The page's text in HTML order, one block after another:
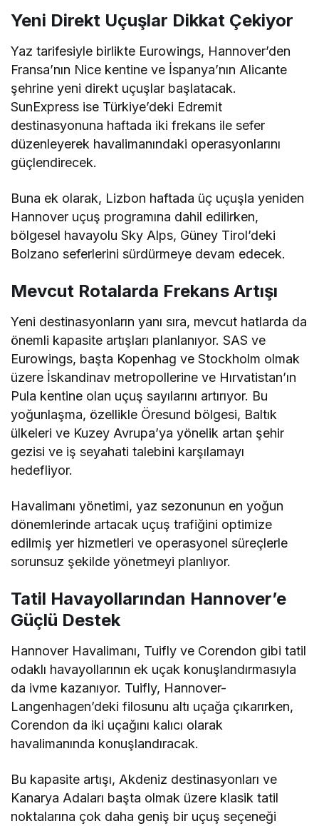
Yeni Direkt Uçuşlar Dikkat Çekiyor
Yaz tarifesiyle birlikte Eurowings, Hannover’den
Fransa’nın Nice kentine ve İspanya’nın Alicante
şehrine yeni direkt uçuşlar başlatacak.
SunExpress ise Türkiye’deki Edremit
destinasyonuna haftada iki frekans ile sefer
düzenleyerek havalimanındaki operasyonlarını
güçlendirecek.
Buna ek olarak, Lizbon haftada üç uçuşla yeniden
Hannover uçuş programına dahil edilirken,
bölgesel havayolu Sky Alps, Güney Tirol’deki
Bolzano seferlerini sürdürmeye devam edecek.
Mevcut Rotalarda Frekans Artışı
Yeni destinasyonların yanı sıra, mevcut hatlarda da
önemli kapasite artışları planlanıyor. SAS ve
Eurowings, başta Kopenhag ve Stockholm olmak
üzere İskandinav metropollerine ve Hırvatistan’ın
Pula kentine olan uçuş sayılarını artırıyor. Bu
yoğunlaşma, özellikle Öresund bölgesi, Baltık
ülkeleri ve Kuzey Avrupa’ya yönelik artan şehir
gezisi ve iş seyahati talebini karşılamayı
hedefliyor.
Havalimanı yönetimi, yaz sezonunun en yoğun
dönemlerinde artacak uçuş trafiğini optimize
edilmiş yer hizmetleri ve operasyonel süreçlerle
sorunsuz şekilde yönetmeyi planlıyor.
Tatil Havayollarından Hannover’e
Güçlü Destek
Hannover Havalimanı, Tuifly ve Corendon gibi tatil
odaklı havayollarının ek uçak konuşlandırmasıyla
da ivme kazanıyor. Tuifly, Hannover-
Langenhagen’deki filosunu altı uçağa çıkarırken,
Corendon da iki uçağını kalıcı olarak
havalimanında konuşlandıracak.
Bu kapasite artışı, Akdeniz destinasyonları ve
Kanarya Adaları başta olmak üzere klasik tatil
noktalarına çok daha geniş bir uçuş seçeneği